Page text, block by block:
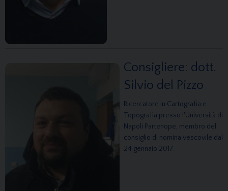
Consigliere: dott.
Silvio del Pizzo
Ricercatore in Cartografia e
Topografia presso l'Università di
Napoli Partenope, membro del
consiglio di nomina vescovile dal
24 gennaio 2017.